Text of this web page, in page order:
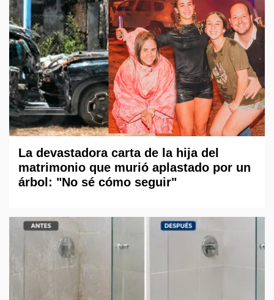
La devastadora carta de la hija del
matrimonio que murió aplastado por un
árbol: "No sé cómo seguir"